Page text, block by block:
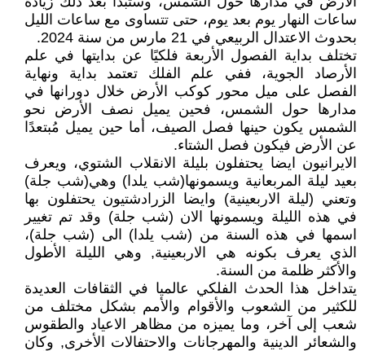
ساعات النهار يوم بعد يوم، حتى تتساوى مع ساعات الليل
بحدوث الاعتدال الربيعي في 21 مارس من سنة 2024.
تختلف بداية الفصول الأربعة فلكيًا عن بدايتها في علم
الأرصاد الجوية، ففي علم الفلك تعتمد بداية ونهاية
الفصل على ميل محور كوكب الأرض خلال دورانها في
مدارها حول الشمس، فحين يميل نصف الأرض نحو
الشمس يكون حينها فصل الصيف، أما حين يميل مُبتعدًا
عن الأرض فيكون فصل الشتاء.
الايرانيون ايضا يحتفلون بليلة الانقلاب الشتوي، ويعرف
بعيد ليلة المربعانية ويسمونها(شب يلدا) وهي(شب جلة)
وتعني (ليلة الاربعينية) وايضا الزرادشتيون يحتفلون بها
في هذه الليلة ويسمونها الان (شب جلة) وقد تم تغيير
اسمها في هذه السنة من (شب يلدا) الى (شب جلة)،
الذي يعرف بكونه هي الاربعينية, وهي الليلة الأطول
والأكثر ظلمة من السنة.
يتداخل هذا الحدث الفلكي عالميا في الثقافات العديدة
للكثير من الشعوب والأقوام والأمم بشكل مختلف من
شعب إلى آخر، وما يميزه من مظاهر الاعياد والطقوس
والشعائر الدينية والمهرجانات والاحتفالات الأخرى, وكان